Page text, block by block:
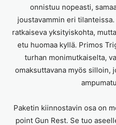
onnistuu nopeasti,
joustavammin eri
ratkaiseva yksityiskohta,
etu huomaa kyllä. Primos
turhan monimutkaiselta,
omaksuttavana myös silloin,
Paketin kiinnostavin osa on
point Gun Rest. Se tuo